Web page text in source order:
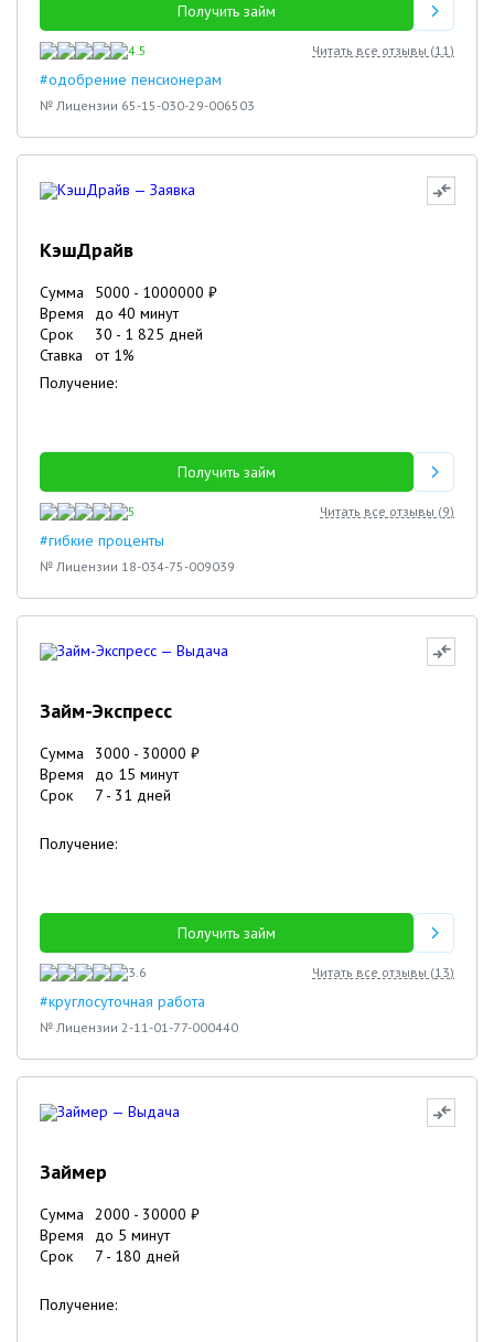
Получить займ
4.5 Читать все отзывы (11)
#одобрение пенсионерам
№ Лицензии 65-15-030-29-006503
КэшДрайв
Сумма 5000 - 1000000 ₽
Время
до 40 минут
Срок
30 - 1 825 дней
Ставка
от 1%
Получение:
Получить займ
5 Читать все отзывы (9)
#гибкие проценты
№ Лицензии 18-034-75-009039
Займ-Экспресс
Сумма 3000 - 30000 ₽
Время
до 15 минут
Срок
7 - 31 дней
Получение:
Получить займ
3.6 Читать все отзывы (13)
#круглосуточная работа
№ Лицензии 2-11-01-77-000440
Займер
Сумма 2000 - 30000 ₽
Время
до 5 минут
Срок
7 - 180 дней
Получение: